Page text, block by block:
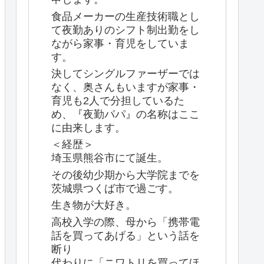
食品メーカーの生産技術職とし
て夜勤ありのシフト制出勤をし
ながら家事・育児をしていま
す。
決してシングルファーザーでは
なく、奥さんもいますが家事・
育児も2人で分担しているた
め、『夜勤パパ』の名称はここ
に由来します。
＜経歴＞
埼玉県熊谷市にて誕生。
その後幼少期から大学院までを
茨城県つくば市で過ごす。
生き物が大好き。
高校入学の際、母から「携帯電
話を買ってあげる」という話を
断り